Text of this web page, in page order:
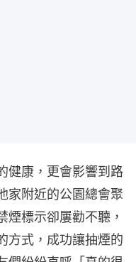
健康，更會影響到路
家附近的公園總會聚
煙標示卻屢勸不聽，
方式，成功讓抽煙的